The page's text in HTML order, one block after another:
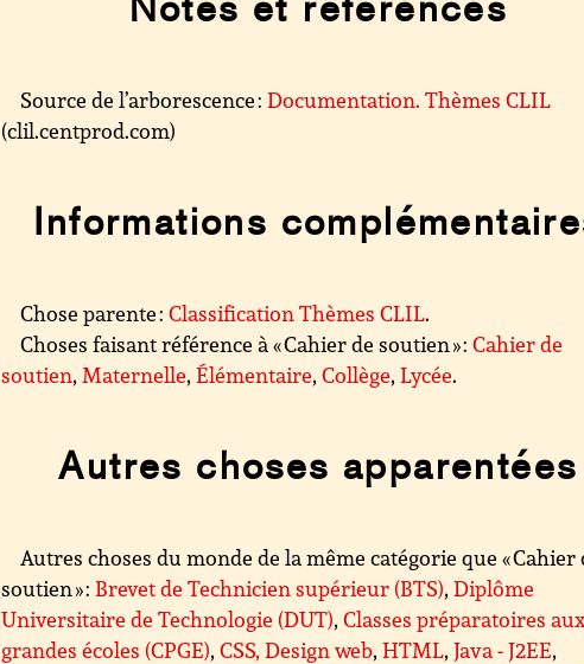
Source de l’arborescence :Documentation. Thèmes CLIL
(clil.centprod.com)
Informations
Chose parente :Classification Thèmes CLIL.
Choses faisant référence à « Cahier de soutien » :Cahier de
soutien, Maternelle,Élémentaire,Collège,Lycée.
Autres choses apparentées
Autres choses du monde de la même catégorie que « Cahier
soutien » : Brevet de Technicien supérieur (BTS),Diplôme
Universitaire de Technologie (DUT),Classes préparatoires
grandes écoles (CPGE),CSS, Design web,HTML,Java - J2EE,